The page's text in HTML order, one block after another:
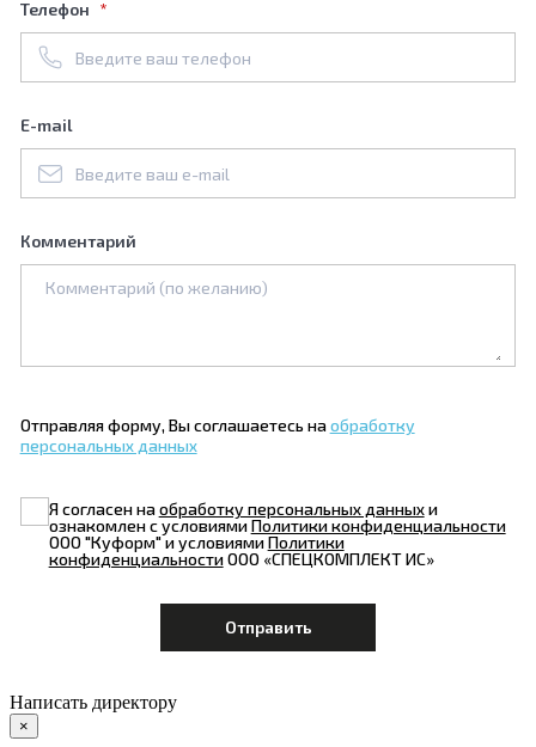
Телефон
E-mail
Комментарий
Отправляя форму, Вы соглашаетесь наобработку
персональных данных
Я согласен наобработку персональных данныхи
ознакомлен с условиямиПолитики конфиденциальности
ООО "Куформ" и условиямиПолитики
конфиденциальностиООО «СПЕЦКОМПЛЕКТ ИС»
Написать директору
×